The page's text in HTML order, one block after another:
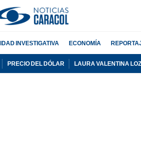
INVESTIGATIVA ECONOMÍA
PRECIO DEL DÓLAR LAURA VALENTINA